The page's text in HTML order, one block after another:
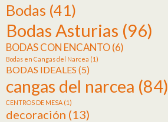
Bodas (41)
Bodas Asturias (96)
BODAS CON ENCANTO(6)
Bodas en Cangas del Narcea (1)
BODAS IDEALES (5)
cangas del narcea (84)
CENTROS DE MESA (1)
decoración (13)